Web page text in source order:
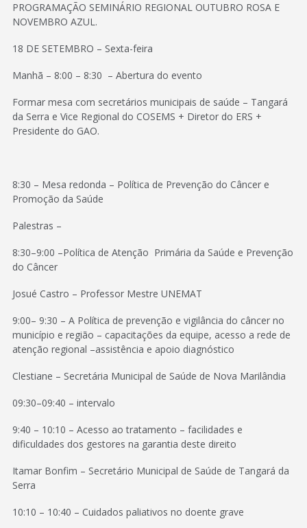
PROGRAMAÇÃO SEMINÁRIO REGIONAL OUTUBRO ROSA E
NOVEMBRO AZUL.
18 DE SETEMBRO – Sexta-feira
Manhã – 8:00 – 8:30 – Abertura do evento
Formar mesa com secretários municipais de saúde – Tangará
da Serra e Vice Regional do COSEMS + Diretor do ERS +
Presidente do GAO.
8:30 – Mesa redonda – Política de Prevenção do Câncer e
Promoção da Saúde
Palestras –
8:30–9:00 –Política de Atenção Primária da Saúde e Prevenção
do Câncer
Josué Castro – Professor Mestre UNEMAT
9:00– 9:30 – A Política de prevenção e vigilância do câncer no
município e região – capacitações da equipe, acesso a rede de
atenção regional –assistência e apoio diagnóstico
Clestiane – Secretária Municipal de Saúde de Nova Marilândia
09:30–09:40 – intervalo
9:40 – 10:10 – Acesso ao tratamento – facilidades e
dificuldades dos gestores na garantia deste direito
Itamar Bonfim – Secretário Municipal de Saúde de Tangará da
Serra
10:10 – 10:40 – Cuidados paliativos no doente grave